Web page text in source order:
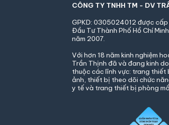
CÔNG TY TNHH TM - DV
GPKD: 0305024012 được
Đầu Tư Thành Phố Hồ Chí
năm 2007.
Với hơn 18 năm kinh nghiệm
Trần Thịnh đã và đang kinh
thuộc các lĩnh vực: trang thiết
ảnh, thiết bị theo dõi chức
y tế và trang thiết bị phòng